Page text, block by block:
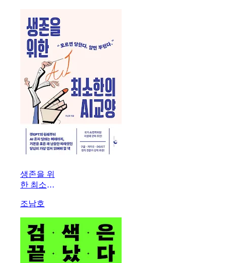
생존을 위
한 최소한
양
조남호